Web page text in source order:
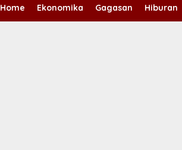
Home Ekonomika Gagasan Hiburan